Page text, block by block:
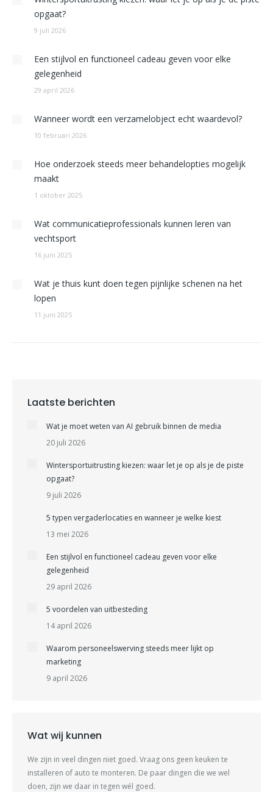
opgaat?
9 juli 2026
Een stijlvol en functioneel cadeau geven voor elke
gelegenheid
29 april 2026
Wanneer wordt een verzamelobject echt waardevol?
10 februari 2026
Hoe onderzoek steeds meer behandelopties mogelijk
maakt
1 oktober 2025
Wat communicatieprofessionals kunnen leren van
vechtsport
16 juni 2025
Wat je thuis kunt doen tegen pijnlijke schenen na het
lopen
11 juni 2025
Laatste berichten
Wat je moet weten van AI gebruik binnen de media
20 juli 2026
Wintersportuitrusting kiezen: waar let je op als je de piste
opgaat?
9 juli 2026
5 typen vergaderlocaties en wanneer je welke kiest
13 mei 2026
Een stijlvol en functioneel cadeau geven voor elke
gelegenheid
29 april 2026
5 voordelen van uitbesteding
14 april 2026
Waarom personeelswerving steeds meer lijkt op
marketing
9 april 2026
Wat wij kunnen
We zijn in veel dingen niet goed. Vraag ons geen keuken te
installeren of auto te monteren. De paar dingen die we wel
doen, zijn we daar in tegen wél goed.